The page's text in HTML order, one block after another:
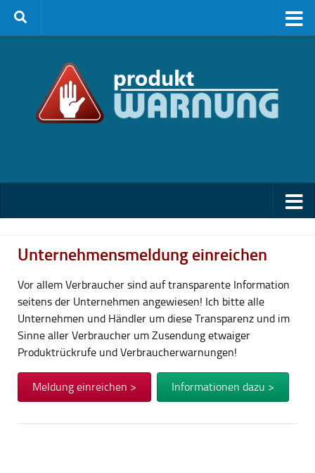
Zum Inhalt springen
Unternehmensmeldung einreichen
Vor allem Verbraucher sind auf transparente Information
seitens der Unternehmen angewiesen! Ich bitte alle
Unternehmen und Händler um diese Transparenz und im
Sinne aller Verbraucher um Zusendung etwaiger
Produktrückrufe und Verbraucherwarnungen!
Meldung einreichen > Informationen dazu >